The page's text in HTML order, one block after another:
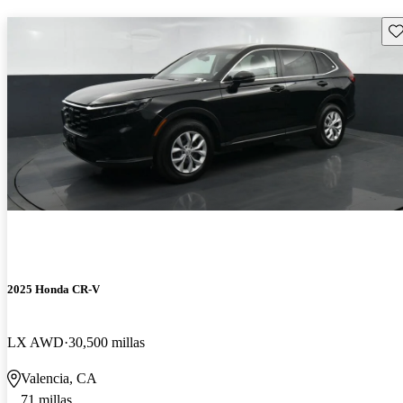
2025 Honda CR-V
LX AWD 30,500 millas
Valencia, CA